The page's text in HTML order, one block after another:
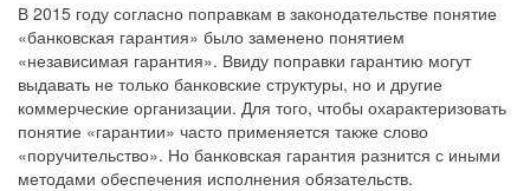
В 2015 году согласно поправкам в законодательстве понятие
«банковская гарантия» было заменено понятием
«независимая гарантия». Ввиду поправки гарантию могут
выдавать не только банковские структуры, но и другие
коммерческие организации. Для того, чтобы охарактеризовать
понятие «гарантии» часто применяется также слово
«поручительство». Но банковская гарантия разнится с иными
методами обеспечения исполнения обязательств.